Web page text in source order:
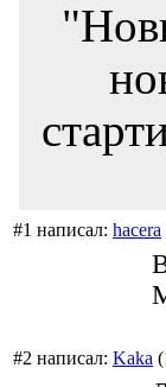
#1 написал: hacera
#2 написал: Kaka